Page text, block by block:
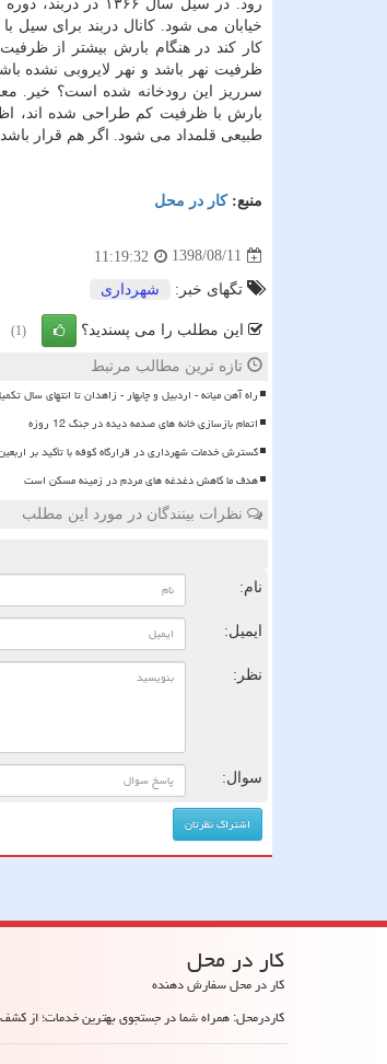
كار كند در هنگام بارش بیشتر از
ظرفیت نهر باشد و نهر لایروبی نشده
سرریز این رودخانه شده است؟ خیر.
بارش با ظرفیت كم طراحی شده اند،
طبیعی قلمداد می شود. اگر هم قرار
منبع:كار در محل
1398/08/11
11:19:32
تگهای خبر: شهرداری
این مطلب را می پسندید؟ (1)
تازه ترین مطالب مرتبط
راه آهن میانه - اردبیل و چابهار - زاهدان تا انتهای سال
اتمام بازسازی خانه های صدمه دیده در جنگ 12 روزه
گسترش خدمات شهرداری در قرارگاه کوفه با تأکید بر
هدف ما کاهش دغدغه های مردم در زمینه مسکن است
نظرات بینندگان در مورد این مطلب
نام:
ایمیل:
نظر:
سوال:
كار در محل
کار در محل سفارش دهنده
کاردرمحل: همراه شما در جستجوی بهترین خدمات؛ از کشف